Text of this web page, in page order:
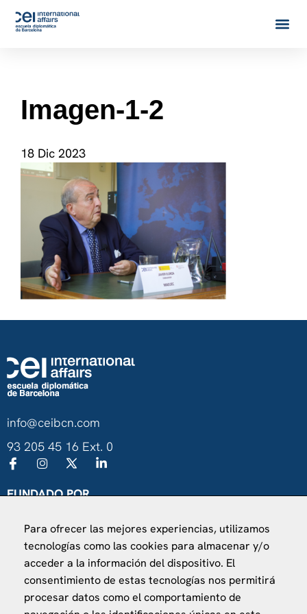
Imagen-1-2
18 Dic 2023
info@ceibcn.com
93 205 45 16 Ext. 0
FUNDADO POR
Ministerio de Asuntos Exteriores, UE y Cooperación
Fundación "la Caixa"
Para ofrecer las mejores experiencias, utilizamos
tecnologías como las cookies para almacenar y/o
acceder a la información del dispositivo. El
consentimiento de estas tecnologías nos permitirá
procesar datos como el comportamiento de